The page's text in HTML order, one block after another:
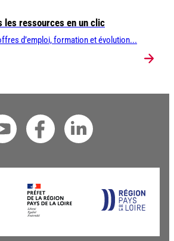
les ressources en un clic
d’emploi, formation et évolution...